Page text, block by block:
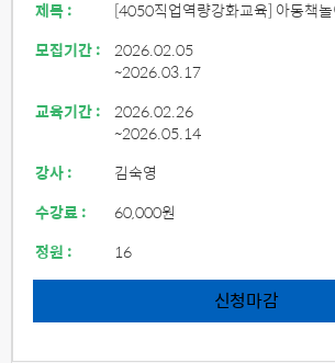
제목 :
[4050직업역량강화교육] 아동책
모집기간 : 2026.02.05
~2026.03.17
교육기간 : 2026.02.26
~2026.05.14
강사 :
김숙영
수강료 :
60,000원
정원 :
16
신청마감